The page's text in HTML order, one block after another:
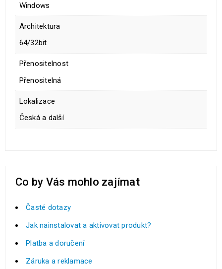
Windows
Architektura
64/32bit
Přenositelnost
Přenositelná
Lokalizace
Česká a další
Co by Vás mohlo zajímat
Časté dotazy
Jak nainstalovat a aktivovat produkt?
Platba a doručení
Záruka a reklamace